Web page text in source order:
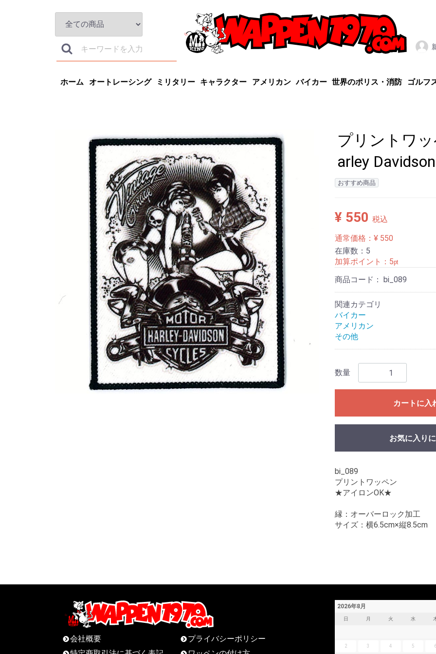
ホーム オートレーシング ミリタリー キャラクター アメリカン バイカー 世界のポリス・消防 ゴルフ
プリントワ
arley Davidson
おすすめ商品
¥ 550 税込
通常価格：¥ 550
在庫数：5
加算ポイント： 5pt
商品コード： bi_089
関連カテゴリ
バイカー
アメリカン
その他
数量
カートに入
お気に入り
bi_089
プリントワッペン
★アイロンOK★
縁：オーバーロック加工
サイズ：横6.5cm×縦8.5cm
会社概要
プライバシーポリシー
2026年8月
日 月 火 水
2 3 4 5